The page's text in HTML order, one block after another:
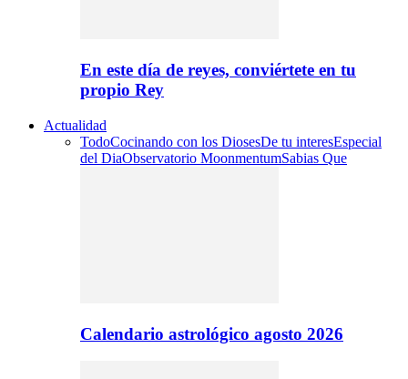
En este día de reyes, conviértete en tu
propio Rey
Actualidad
TodoCocinando con los DiosesDe tu interesEspecial
del DiaObservatorio MoonmentumSabias Que
Calendario astrológico agosto 2026